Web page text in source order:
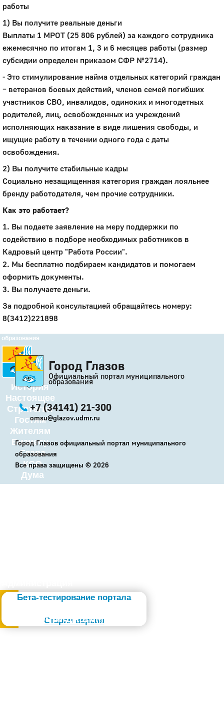
Город
Глазов
Официальный портал
образования
История
Настоящее
Стратегия
Гостям
Жителям
Бизнесу
Глава
КСО
Дума
Бета-тестирование портала
Старая версия
Слабовидящим
работы
1) Вы получите реальные деньги
Выплаты 1 МРОТ (25 806 рублей) за каждого сотрудника
ежемесячно по итогам 1, 3 и 6 месяцев работы (размер
субсидии определен приказом СФР №2714).
- Это стимулирование найма отдельных категорий граждан
– ветеранов боевых действий, членов семей погибших
участников СВО, инвалидов, одиноких и многодетных
родителей, лиц, освобожденных из учреждений
исполняющих наказание в виде лишения свободы, и
ищущие работу в течении одного года с даты
освобождения.
2) Вы получите стабильные кадры
Социально незащищенная категория граждан лояльнее
бренду работодателя, чем прочие сотрудники.
Как это работает?
1. Вы подаете заявление на меру поддержки по
содействию в подборе необходимых работников в
Кадровый центр "Работа России".
2. Мы бесплатно подбираем кандидатов и помогаем
оформить документы.
3. Вы получаете деньги.
За подробной консультацией обращайтесь номеру:
8(3412)221898
Город Глазов
Официальный портал муниципального
образования
+7 (34141) 21-300
omsu@glazov.udmr.ru
Город Глазов официальный портал муниципального
образования
Все права защищены © 2026